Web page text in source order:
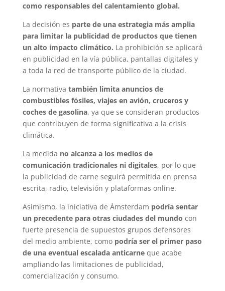
como responsables del calentamiento global.
La decisión es parte de una estrategia más amplia
para limitar la publicidad de productos que tienen
un alto impacto climático. La prohibición se aplicará
en publicidad en la vía pública, pantallas digitales y
a toda la red de transporte público de la ciudad.
La normativa también limita anuncios de
combustibles fósiles, viajes en avión, cruceros y
coches de gasolina, ya que se consideran productos
que contribuyen de forma significativa a la crisis
climática.
La medida no alcanza a los medios de
comunicación tradicionales ni digitales, por lo que
la publicidad de carne seguirá permitida en prensa
escrita, radio, televisión y plataformas online.
Asimismo, la iniciativa de Ámsterdam podría sentar
un precedente para otras ciudades del mundo con
fuerte presencia de supuestos grupos defensores
del medio ambiente, como podría ser el primer paso
de una eventual escalada anticarneque acabe
ampliando las limitaciones de publicidad,
comercialización y consumo.